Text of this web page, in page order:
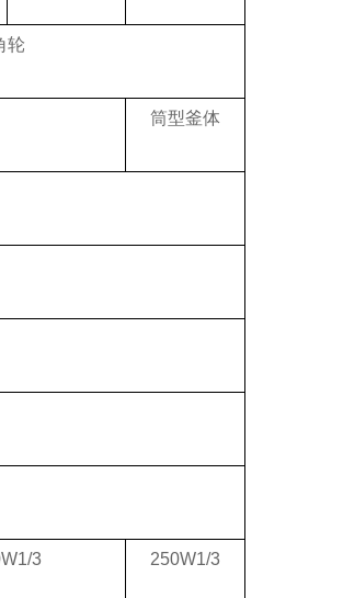
轮
筒型釜体
3 250W1/3